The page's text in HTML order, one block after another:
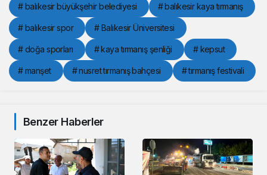
# balıkesir büyükşehir belediyesi # balıkesir kaya tırmanış
# balıkesir spor # Balıkesir Üniversitesi
# doğa sporları # kaya tırmanış şenliği # kepsut
# manşet # nusret tırmanış bahçesi # tırmanış festivali
Benzer Haberler